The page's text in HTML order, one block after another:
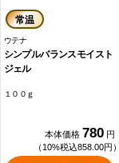
常温
ウテナ
シンプルバランスモイスト
ジェル
１００ｇ
本体価格 780 円
（10%税込858.00円